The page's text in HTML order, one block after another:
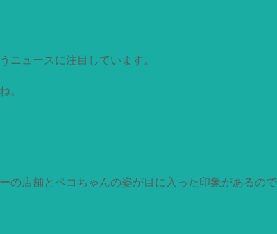
ニュースに注目しています。
。
店舗とペコちゃんの姿が目に入った印象があるの